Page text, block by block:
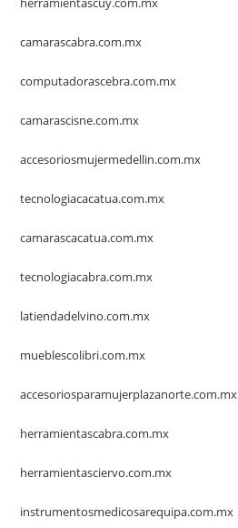
camarascabra.com.mx
computadorascebra.com.mx
camarascisne.com.mx
accesoriosmujermedellin.com.mx
tecnologiacacatua.com.mx
camarascacatua.com.mx
tecnologiacabra.com.mx
latiendadelvino.com.mx
mueblescolibri.com.mx
accesoriosparamujerplazanorte.com.mx
herramientascabra.com.mx
herramientasciervo.com.mx
instrumentosmedicosarequipa.com.mx